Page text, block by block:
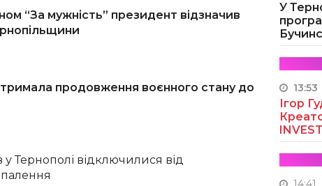
“За мужність” президент відзначив
продовження воєнного стану до
Тернополі відключилися від
У
13:53
Ігор